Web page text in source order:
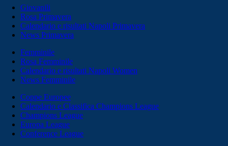
Giovanili
Rosa Primavera
Calendario e risultati Napoli Primavera
News Primavera
Femminile
Rosa Femminile
Calendario e risultati Napoli Women
News Femminile
Coppe Europee
Calendario e Classifica Champions League
Champions League
Europa League
Conference League